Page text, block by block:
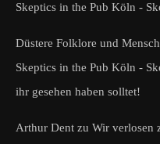
Skeptics in the Pub Köln -
Düstere Folklore und
Skeptics in the Pub Köln -
ihr gesehen haben solltet!
Arthur Dent zu Wir verlosen